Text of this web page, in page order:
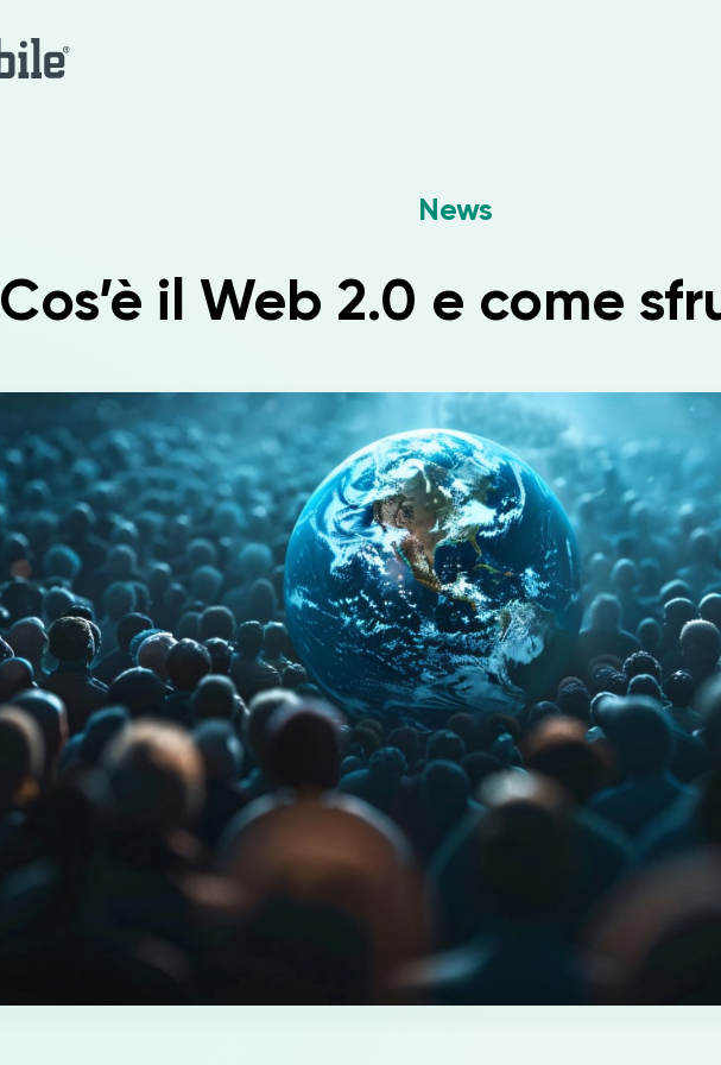
News
Cos’è il Web 2.0 e come